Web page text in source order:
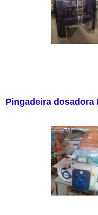
Pingadeira dosadora